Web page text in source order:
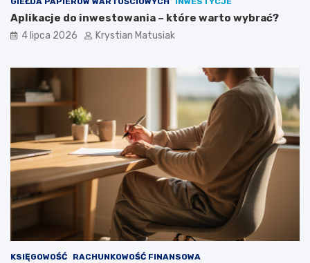
Aplikacje do inwestowania – które warto wybrać?
4 lipca 2026 Krystian Matusiak
KSIĘGOWOŚĆ RACHUNKOWOŚĆ FINANSOWA